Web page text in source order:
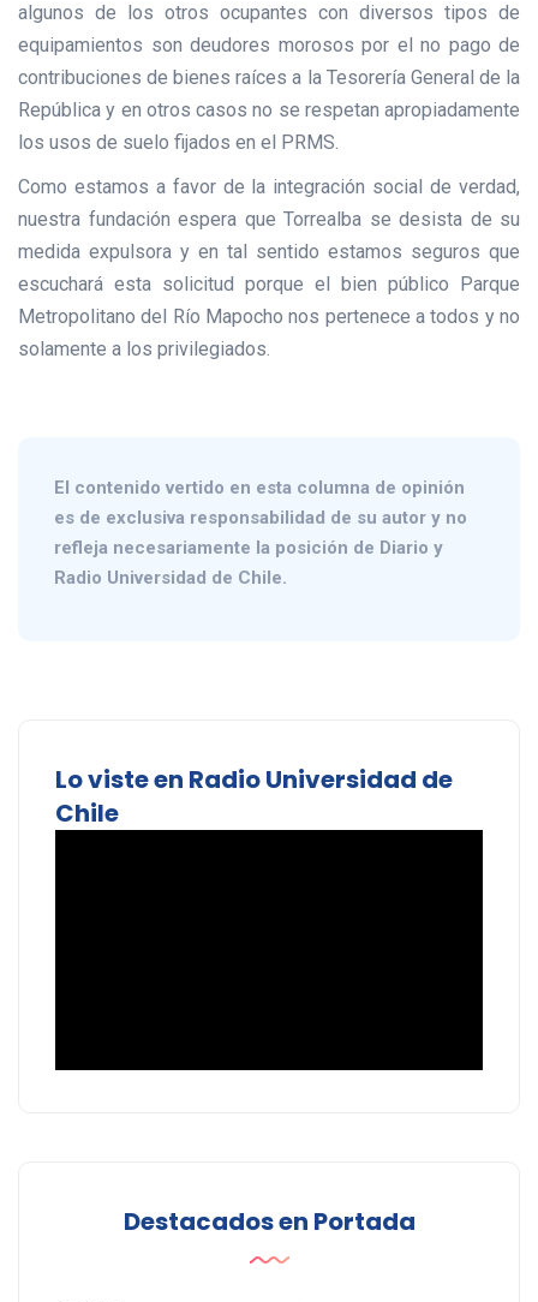
algunos de los otros ocupantes con diversos tipos de
equipamientos son deudores morosos por el no pago de
contribuciones de bienes raíces a la Tesorería General de la
República y en otros casos no se respetan apropiadamente
los usos de suelo fijados en el PRMS.
Como estamos a favor de la integración social de verdad,
nuestra fundación espera que Torrealba se desista de su
medida expulsora y en tal sentido estamos seguros que
escuchará esta solicitud porque el bien público Parque
Metropolitano del Río Mapocho nos pertenece a todos y no
solamente a los privilegiados.
El contenido vertido en esta columna de opinión
es de exclusiva responsabilidad de su autor y no
refleja necesariamente la posición de Diario y
Radio Universidad de Chile.
Lo viste en Radio Universidad de
Chile
Destacados en Portada